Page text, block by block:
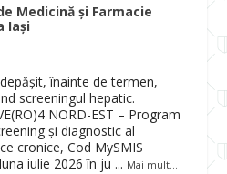
Medicină și Farmacie
Iași
înainte de termen,
screeningul hepatic.
NORD-EST – Program
și diagnostic al
cronice, Cod MySMIS
iulie 2026 în ju ... Mai mult...